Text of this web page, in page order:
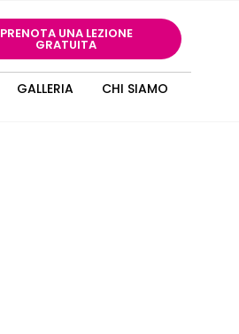
PRENOTA UNA LEZIONE
GRATUITA
GALLERIA CHI SIAMO